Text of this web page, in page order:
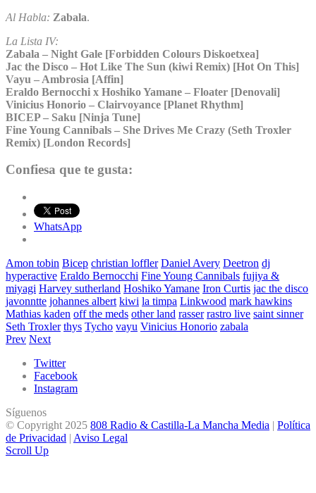
Al Habla: Zabala.
La Lista IV:
Zabala – Night Gale [Forbidden Colours Diskoetxea]
Jac the Disco – Hot Like The Sun (kiwi Remix) [Hot On This]
Vayu – Ambrosia [Affin]
Eraldo Bernocchi x Hoshiko Yamane – Floater [Denovali]
Vinicius Honorio – Clairvoyance [Planet Rhythm]
BICEP – Saku [Ninja Tune]
Fine Young Cannibals – She Drives Me Crazy (Seth Troxler
Remix) [London Records]
Confiesa que te gusta:
WhatsApp
Amon tobin Bicep christian loffler Daniel Avery Deetron dj
hyperactive Eraldo Bernocchi Fine Young Cannibals fujiya &
miyagi Harvey sutherland Hoshiko Yamane Iron Curtis jac the disco
javonntte johannes albert kiwi la timpa Linkwood mark hawkins
Mathias kaden off the meds other land rasser rastro live saint sinner
Seth Troxler thys Tycho vayu Vinicius Honorio zabala
Prev Next
Twitter
Facebook
Instagram
Síguenos
© Copyright 2025 808 Radio & Castilla-La Mancha Media | Política
de Privacidad | Aviso Legal
Scroll Up